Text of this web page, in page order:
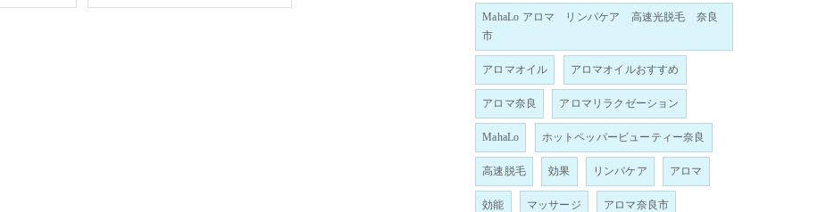
MahaLo アロマ リンパケア 高速光脱毛 奈良
市
アロマオイル アロマオイルおすすめ
アロマ奈良 アロマリラクゼーション
MahaLo ホットペッパービューティー奈良
高速脱毛 効果 リンパケア アロマ
効能 マッサージ アロマ奈良市